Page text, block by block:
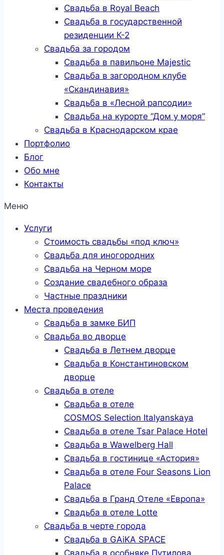
Свадьба в Royal Beach
Свадьба в государственной
резиденции К-2
Свадьба за городом
Свадьба в павильоне Majestic
Свадьба в загородном клубе
«Скандинавия»
Свадьба в «Лесной рапсодии»
Свадьба на курорте “Дом у моря”
Свадьба в Краснодарском крае
Портфолио
Блог
Обо мне
Контакты
Меню
Услуги
Стоимость свадьбы «под ключ»
Свадьба для иногородних
Свадьба на Черном море
Создание свадебного образа
Частные праздники
Места проведения
Свадьба в замке БИП
Свадьба во дворце
Свадьба в Летнем дворце
Свадьба в Константиновском
дворце
Свадьба в отеле
Свадьба в отеле
COSMOS Selection Italyanskaya
Свадьба в отеле Tsar Palace Hotel
Свадьба в Wawelberg Hall
Свадьба в гостинице «Астория»
Свадьба в отеле Four Seasons Lion
Palace
Свадьба в Гранд Отеле «Европа»
Свадьба в отеле Lotte
Свадьба в черте города
Свадьба в GAiKA SPACE
Свадьба в особняке Путилова